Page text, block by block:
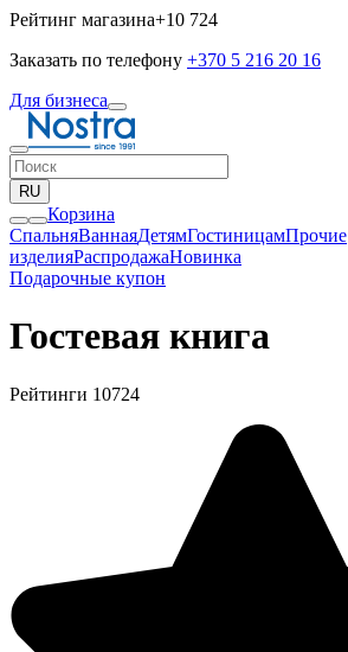
Рейтинг магазина+10 724
Заказать по телефону +370 5 216 20 16
Для бизнеса
RU
Корзина
СпальняВаннаяДетямГостиницамПрочие
изделияPаспродажаНовинка
Подарочные купон
Гостевая книга
Рейтинги 10724